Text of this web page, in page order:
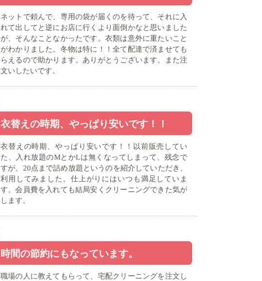
ネットで頼んで、専用の袋が届くのを待って、それに入
れて出してと逆にお店に行くより面倒かなと思いました
が、そんなことなかったです。衣類は意外に重たいこと
がわかりました。冬物は特に！！全て配達で済ませても
らえるので助かります。ありがとうございます。また注
文いしたいです。
衣替えの時期、やっぱり安いです！！
衣替えの時期、やっぱり安いです！！以前販売してい
た、入れ放題のMとかLは無くなってしまって、残念で
すが、20点まで詰め放題というのを紹介していただき、
利用してみました。仕上がりにはいつも満足していま
す。会員費を入れても結局安くクリーニングできた気が
します。
時間の節約にもなっています。
職場の人に教えてもらって、宅配クリーニングを注文し